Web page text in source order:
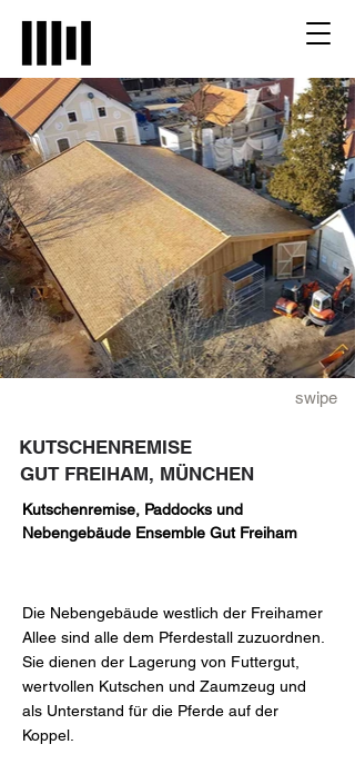
KUTSCHENREMISE
swipe
GUT FREIHAM, MÜNCHEN
Kutschen­remise, Paddocks und
Nebengebäude Ensemble Gut Freiham
Die Nebengebäude westlich der Freihamer
Allee sind alle dem Pferdestall zuzuordnen.
Sie dienen der Lagerung von Futtergut,
wertvollen Kutschen und Zaumzeug und
als Unterstand für die Pferde auf der
Koppel.